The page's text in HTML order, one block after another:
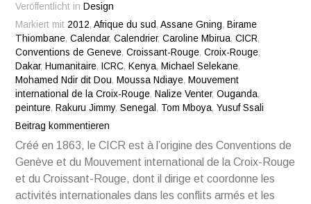
Veröffentlicht in Design
Markiert mit 2012,Afrique du sud ,Assane Gning, Birame
Thiombane,Calendar,Calendrier,Caroline Mbirua,CICR,
Conventions de Geneve,Croissant-Rouge,Croix-Rouge,
Dakar, Humanitaire, ICRC, Kenya, Michael Selekane,
Mohamed Ndir dit Dou, Moussa Ndiaye, Mouvement
international de la Croix-Rouge, Nalize Venter,Ouganda,
peinture, Rakuru Jimmy,Senegal , Tom Mboya,Yusuf Ssali
Beitrag kommentieren
Créé en 1863, le CICR est à l’origine des Conventions de
Genève et du Mouvement international de la Croix-Rouge
et du Croissant-Rouge, dont il dirige et coordonne les
activités internationales dans les conflits armés et les